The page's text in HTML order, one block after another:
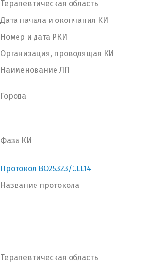
Терапевтическая область
Дата начала и окончания КИ
Номер и дата РКИ
Организация, проводящая КИ
Наименование ЛП
Города
Фаза КИ
Протокол BO25323/CLL14
Название протокола
Терапевтическая область